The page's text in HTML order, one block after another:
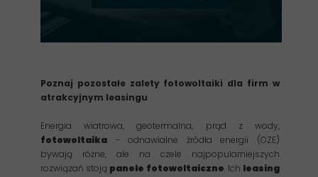
Poznaj pozostałe zalety fotowoltaiki dla firm w
atrakcyjnym leasingu
Energia wiatrowa, geotermalna, prąd z wody,
fotowoltaika - odnawialne źródła energii (OZE)
bywają różne, ale na czele najpopularniejszych
rozwiązań stoją panele fotowoltaiczne. Ich leasing